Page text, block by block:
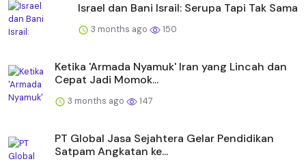
Israel dan Bani Israil: Serupa Tapi Tak Sama
3 months ago 150
Ketika 'Armada Nyamuk' Iran yang Lincah dan
Cepat Jadi Momok...
3 months ago 147
PT Global Jasa Sejahtera Gelar Pendidikan
Satpam Angkatan ke...